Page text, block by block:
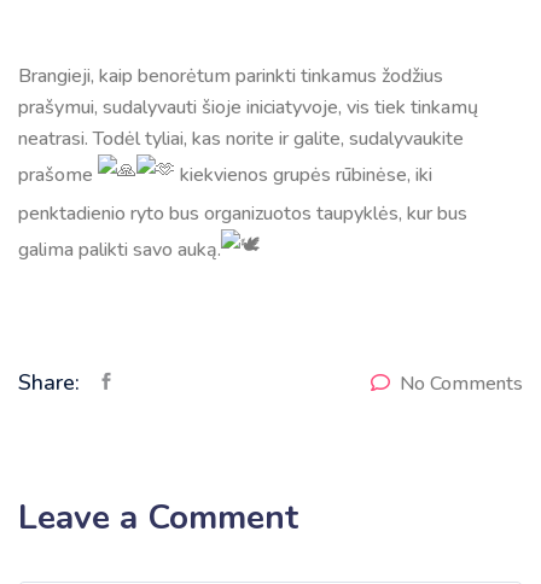
Brangieji, kaip benorėtum parinkti tinkamus žodžius
prašymui, sudalyvauti šioje iniciatyvoje, vis tiek tinkamų
neatrasi. Todėl tyliai, kas norite ir galite, sudalyvaukite
prašome
kiekvienos grupės rūbinėse, iki
penktadienio ryto bus organizuotos taupyklės, kur bus
galima palikti savo auką.
Share: No Comments
Leave a Comment